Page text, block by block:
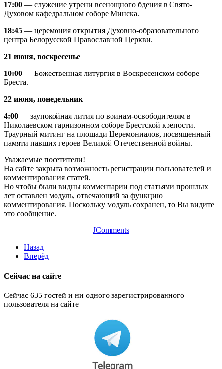
17:00 — служение утрени всенощного бдения в Свято-
Духовом кафедральном соборе Минска.
18:45 — церемония открытия Духовно-образовательного
центра Белорусской Православной Церкви.
21 июня, воскресенье
10:00 — Божественная литургия в Воскресенском соборе
Бреста.
22 июня, понедельник
4:00 — заупокойная лития по воинам-освободителям в
Николаевском гарнизонном соборе Брестской крепости.
Траурный митинг на площади Церемониалов, посвященный
памяти павших героев Великой Отечественной войны.
Уважаемые посетители!
На сайте закрыта возможность регистрации пользователей и
комментирования статей.
Но чтобы были видны комментарии под статьями прошлых
лет оставлен модуль, отвечающий за функцию
комментирования. Поскольку модуль сохранен, то Вы видите
это сообщение.
JComments
Назад
Вперёд
Сейчас на сайте
Сейчас 635 гостей и ни одного зарегистрированного
пользователя на сайте